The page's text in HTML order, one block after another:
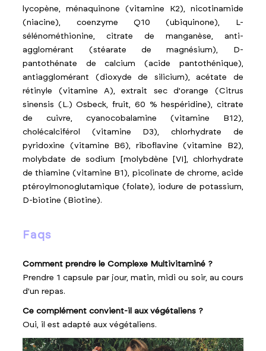
lycopène, ménaquinone (vitamine K2), nicotinamide
(niacine), coenzyme Q10 (ubiquinone), L-
sélénométhionine, citrate de manganèse, anti-
agglomérant (stéarate de magnésium), D-
pantothénate de calcium (acide pantothénique),
antiagglomérant (dioxyde de silicium), acétate de
rétinyle (vitamine A), extrait sec d'orange (Citrus
sinensis (L.) Osbeck, fruit, 60 % hespéridine), citrate
de cuivre, cyanocobalamine (vitamine B12),
cholécalciférol (vitamine D3), chlorhydrate de
pyridoxine (vitamine B6), riboflavine (vitamine B2),
molybdate de sodium [molybdène [VI], chlorhydrate
de thiamine (vitamine B1), picolinate de chrome, acide
ptéroylmonoglutamique (folate), iodure de potassium,
D-biotine (Biotine).
faqs
Comment prendre le Complexe Multivitaminé ?
Prendre 1 capsule par jour, matin, midi ou soir, au cours
d'un repas.
Ce complément convient-il aux végétaliens ?
Oui, il est adapté aux végétaliens.